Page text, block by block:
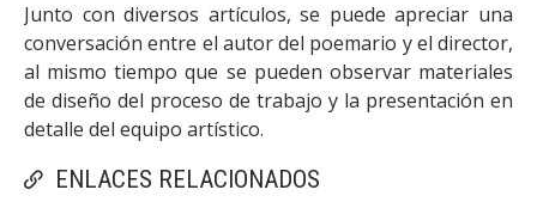
ENLACES RELACIONADOS
Junto con diversos artículos, se puede apreciar una
conversación entre el autor del poemario y el director,
al mismo tiempo que se pueden observar materiales
de diseño del proceso de trabajo y la presentación en
detalle del equipo artístico.